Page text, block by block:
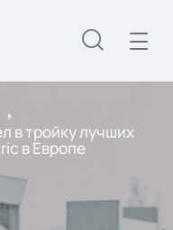
в тройку лучших
в Европе